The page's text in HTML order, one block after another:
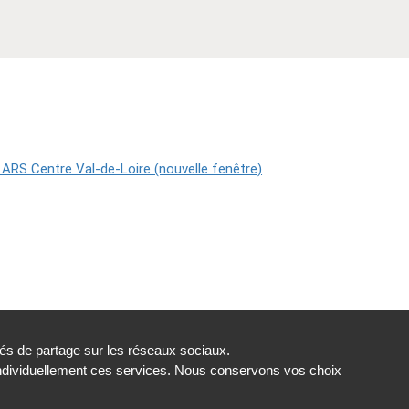
de partage sur les réseaux sociaux.
ces services. Nous conservons vos choix
Gestion des cookies